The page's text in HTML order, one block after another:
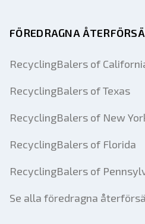
FÖREDRAGNA
RecyclingBalers of
RecyclingBalers of Texas
RecyclingBalers of New
RecyclingBalers of Florida
RecyclingBalers of
Se alla föredragna